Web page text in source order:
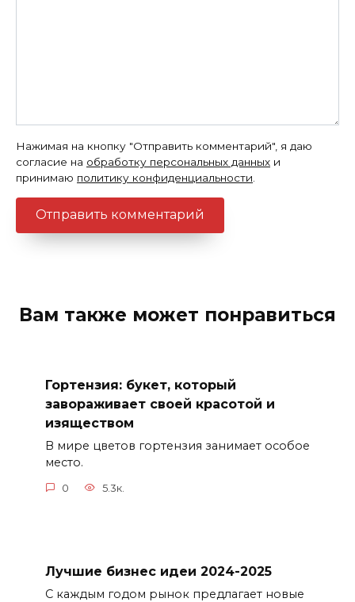
Нажимая на кнопку "Отправить комментарий", я даю
согласие на обработку персональных данных и
принимаю политику конфиденциальности
Вам также может понравиться
Гортензия: букет, который
завораживает своей красотой и
изяществом
В мире цветов гортензия занимает особое
место.
0 5.3к.
Лучшие бизнес идеи 2024-2025
С каждым годом рынок предлагает новые